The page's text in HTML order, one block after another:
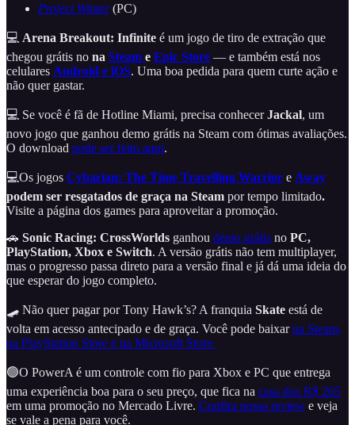
Project Winter(PC)
💻 Arena Breakout: Infinite é um jogo de tiro de extração que
chegou grátis no na Steam e Epic Store — e também está nos
celulares Android e iOS. Uma boa pedida para quem curte ação e
não quer gastar.
💻 Se você é fã de Hotline Miami, precisa conhecerJackal, um
novo jogo que ganhou demo grátis na Steam com ótimas avaliações.
O download pode ser feito aqui.
💻Os jogos Cybarian: The Time Travelling Warrior e Away
podem ser resgatados de graça na Steam por tempo limitado.
Visite a página dos games para aproveitar a promoção.
🚗 Sonic Racing: CrossWorlds ganhou demo grátis no PC,
PlayStation, Xbox e Switch. A versão grátis não tem multiplayer,
mas o progresso passa direto para a versão final e já dá uma ideia do
que esperar do jogo completo.
🛹 Não quer pagar por Tony Hawk’s? A franquia Skate está de
volta em acesso antecipado e de graça. Você pode baixarna Steam,
na PlayStation Store e na Microsoft Store.
🟢O PowerA é um controle com fio para Xbox e PC que entrega
uma experiência boa para o seu preço, que fica na casa dos R$ 265
em uma promoção no Mercado Livre. Confira nossa review e veja
se vale a pena para você.